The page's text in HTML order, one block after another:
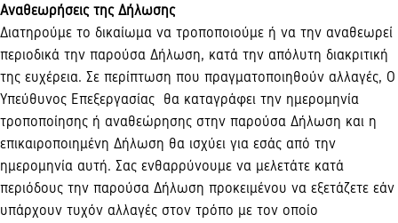
Αναθεωρήσεις της Δήλωσης
Διατηρούμε το δικαίωμα να τροποποιούμε ή να την αναθεωρεί
περιοδικά την παρούσα Δήλωση, κατά την απόλυτη διακριτική
της ευχέρεια. Σε περίπτωση που πραγματοποιηθούν αλλαγές, Ο
Υπεύθυνος Επεξεργασίας θα καταγράφει την ημερομηνία
τροποποίησης ή αναθεώρησης στην παρούσα Δήλωση και η
επικαιροποιημένη Δήλωση θα ισχύει για εσάς από την
ημερομηνία αυτή. Σας ενθαρρύνουμε να μελετάτε κατά
περιόδους την παρούσα Δήλωση προκειμένου να εξετάζετε εάν
υπάρχουν τυχόν αλλαγές στον τρόπο με τον οποίο